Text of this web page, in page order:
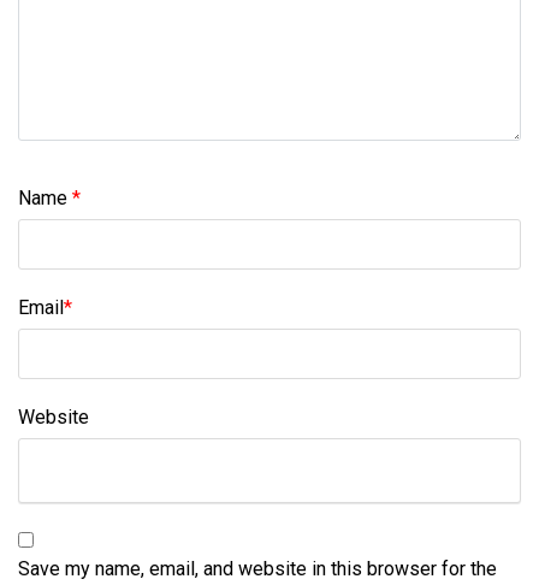
Name *
Email *
Website
Save my name, email, and website in this browser for the